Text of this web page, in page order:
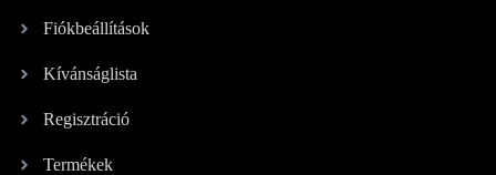
Fiókbeállítások
Kívánságlista
Regisztráció
Termékek